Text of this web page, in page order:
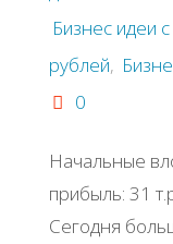
Бизнес идеи
рублей,
0
Начальные
прибыль: 31
Сегодня